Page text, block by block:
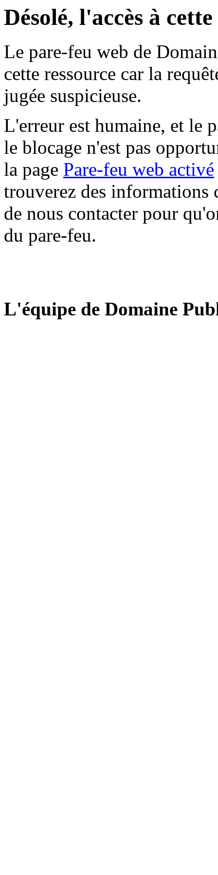
Désolé, l'accès à
Le pare-feu web de
cette ressource car la
jugée suspicieuse.
L'erreur est humaine, et le
le blocage n'est pas
la page Pare-feu web activé
trouverez des informations
de nous contacter pour
du pare-feu.
L'équipe de Domaine